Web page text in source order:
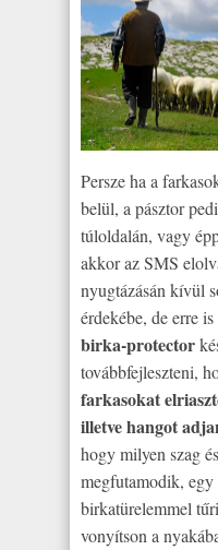
Persze ha a
belül, a pásztor
túloldalán, vagy
akkor az SMS
nyugtázásán kívül
érdekébe, de erre
birka-protector
továbbfejleszteni,
farkasokat
illetve hangot
hogy milyen szag
megfutamodik,
birkatürelemmel
vonyítson a